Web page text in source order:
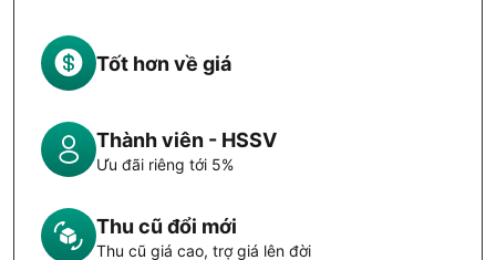
Tốt hơn về giá
Thành viên - HSSV
Ưu đãi riêng tới 5%
Thu cũ đổi mới
Thu cũ giá cao, trợ giá lên đời